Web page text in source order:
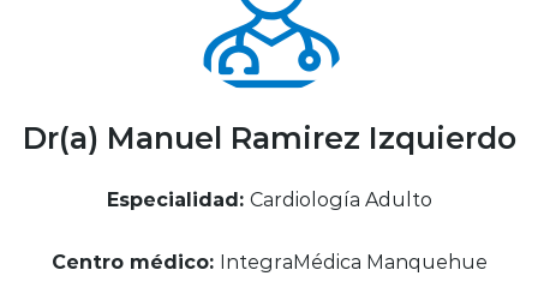
Especialidades y Servicios
Telemedicina Blua
Dr(a) Manuel Ramirez Izquierdo
Especialidad: Cardiología Adulto
Centro médico: IntegraMédica Manquehue